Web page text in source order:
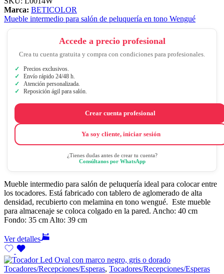
Marca: BETICOLOR
Mueble intermedio para salón de peluquería en tono Wengué
Accede a precio profesional
Crea tu cuenta gratuita y compra con condiciones para profesionales.
Precios exclusivos.
Envío rápido 24/48 h.
Atención personalizada.
Reposición ágil para salón.
Crear cuenta profesional
Ya soy cliente, iniciar sesión
¿Tienes dudas antes de crear tu cuenta?
Consúltanos por WhatsApp
Mueble intermedio para salón de peluquería ideal para colocar entre
los tocadores. Está fabricado con tablero de aglomerado de alta
densidad, recubierto con melamina en tono wengué. Este mueble
para almacenaje se coloca colgado en la pared. Ancho: 40 cm
Fondo: 35 cm Alto: 39 cm
Ver detalles
Tocadores/Recepciones/Esperas, Tocadores/Recepciones/Esperas